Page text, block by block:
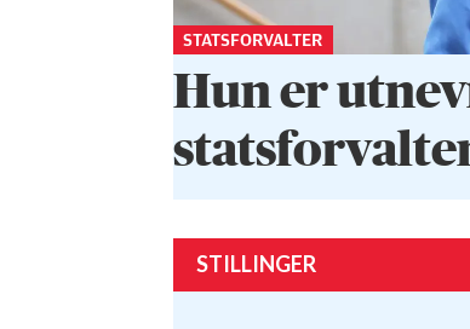
STATSFORVALTER
Hun er
STILLINGER